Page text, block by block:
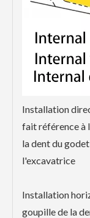
Installation
fait référence à
la dent du
l'excavatrice
Installation
goupille de la